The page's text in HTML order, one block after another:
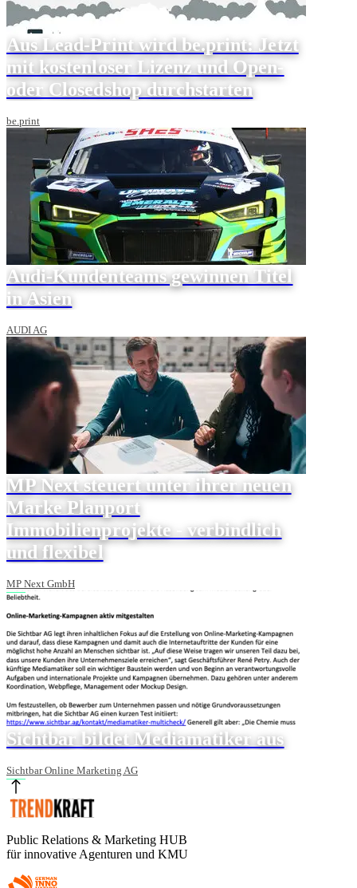
Aus Lead-Print wird be.print: Jetzt
mit kostenloser Lizenz und Open-
oder Closedshop durchstarten
be.print
Audi-Kundenteams gewinnen Titel
in Asien
AUDI AG
MP Next steuert unter ihrer neuen
Marke Planport
Immobilienprojekte - verbindlich
und flexibel
MP Next GmbH
Sichtbar bildet Mediamatiker aus
Sichtbar Online Marketing AG
Public Relations & Marketing HUB
für innovative Agenturen und KMU